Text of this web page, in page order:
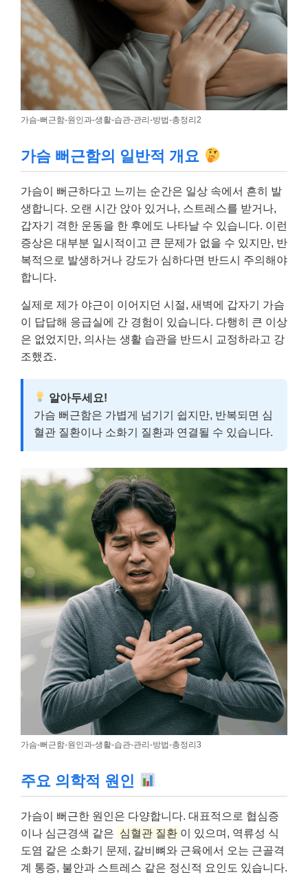
가슴-뻐근함-원인과-생활-습관-관리-방법-총정리2
가슴 뻐근함의 일반적 개요
가슴이 뻐근하다고 느끼는 순간은 일상 속에서 흔히 발
생합니다. 오랜 시간 앉아 있거나, 스트레스를 받거나,
갑자기 격한 운동을 한 후에도 나타날 수 있습니다. 이런
증상은 대부분 일시적이고 큰 문제가 없을 수 있지만, 반
복적으로 발생하거나 강도가 심하다면 반드시 주의해야
합니다.
실제로 제가 야근이 이어지던 시절, 새벽에 갑자기 가슴
이 답답해 응급실에 간 경험이 있습니다. 다행히 큰 이상
은 없었지만, 의사는 생활 습관을 반드시 교정하라고 강
조했죠.
알아두세요!
가슴 뻐근함은 가볍게 넘기기 쉽지만, 반복되면 심
혈관 질환이나 소화기 질환과 연결될 수 있습니다.
가슴-뻐근함-원인과-생활-습관-관리-방법-총정리3
주요 의학적 원인
가슴이 뻐근한 원인은 다양합니다. 대표적으로 협심증
이나 심근경색 같은 심혈관 질환 이 있으며, 역류성 식
도염 같은 소화기 문제, 갈비뼈와 근육에서 오는 근골격
계 통증, 불안과 스트레스 같은 정신적 요인도 있습니다.